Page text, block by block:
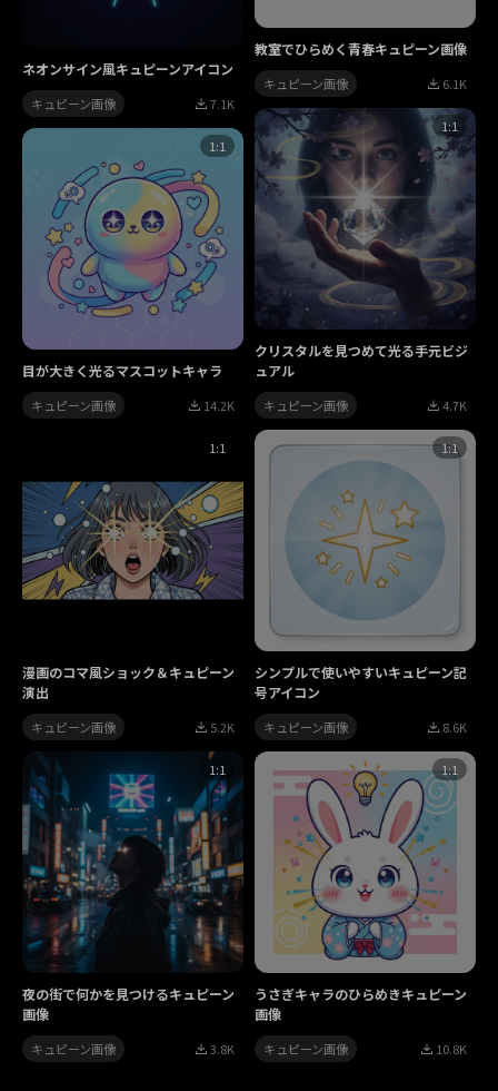
教室でひらめく青春キュピーン画像
キュピーン画像 6.1K
ネオンサイン風キュピーンアイコン
キュピーン画像
7.1K
1:1
クリスタルを見つめて光る手元ビジ
ュアル
キュピーン画像 4.7K
1:1
目が大きく光るマスコットキャラ
キュピーン画像 14.2K
1:1
漫画のコマ風ショック＆キュピーン
演出
キュピーン画像 5.2K
1:1
シンプルで使いやすいキュピーン記
号アイコン
キュピーン画像 8.6K
1:1
夜の街で何かを見つけるキュピーン
画像
キュピーン画像 3.8K
1:1
うさぎキャラのひらめきキュピーン
画像
キュピーン画像 10.8K